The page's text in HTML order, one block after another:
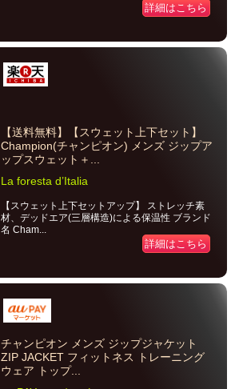
詳細はこちら
【送料無料】【スウェット上下セット】
Champion(チャンピオン) メンズ ジップア
ップスウェット＋...
La foresta d’Italia
【スウェット上下セットアップ】 ストレッチ素
材、デッドエア(三層構造)による保温性 ブランド
名 Cham...
詳細はこちら
チャンピオン メンズ ジップジャケット
ZIP JACKET フィットネス トレーニング
ウェア トップ...